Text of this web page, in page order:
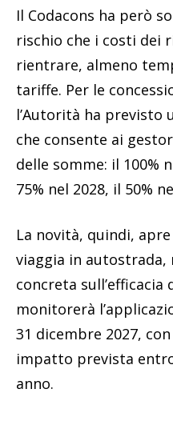
Il Codacons ha però
rischio che i costi dei
rientrare, almeno
tariffe. Per le
l’Autorità ha previsto
che consente ai
delle somme: il 100%
75% nel 2028, il 50%
La novità, quindi,
viaggia in autostrada,
concreta sull’efficacia
monitorerà
31 dicembre 2027,
impatto prevista
anno.